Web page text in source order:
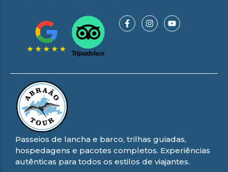
Gruta
Acaiá
Azul de
Escuna
no Saco do
Despedida
de Solteira
Tour na
Ilha
Grande
Passeio
Volta
Rio x
Grande
Acaiá
Lagoa
Despedida
de Solteira
Tour na
Grande
Passeio
Bate e
Volta
Rio x
Ilha
Grande
Passeios de lancha e barco, trilhas guiadas,
hospedagens e pacotes completos. Experiências
autênticas para todos os estilos de viajantes.